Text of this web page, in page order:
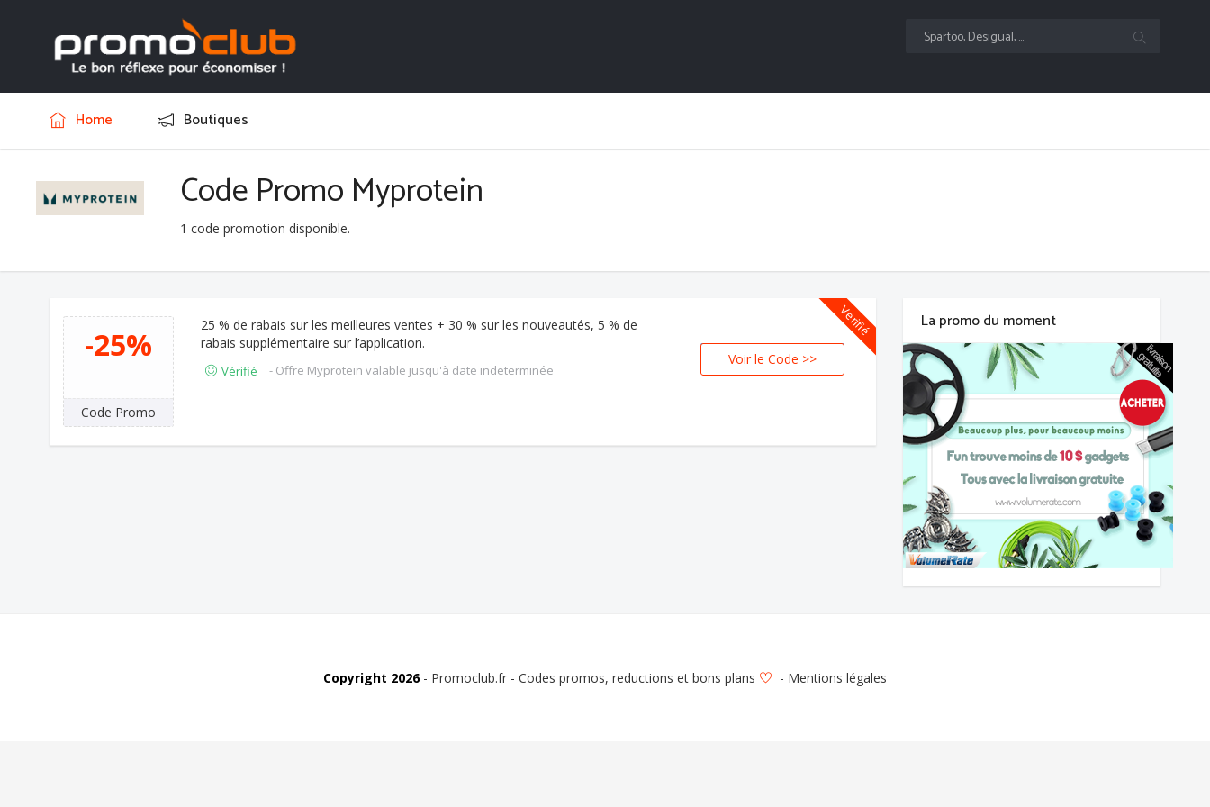
Home Boutiques
Code Promo Myprotein
1 code promotion disponible.
Vérifié
-25%
Code Promo
25 % de rabais sur les meilleures ventes + 30 % sur les nouveautés, 5 % de
rabais supplémentaire sur l’application.
Vérifié - Offre Myprotein valable jusqu'à date indeterminée
Voir le Code >>
La promo du moment
Copyright 2026- Promoclub.fr - Codes promos, reductions et bons plans - Mentions légales